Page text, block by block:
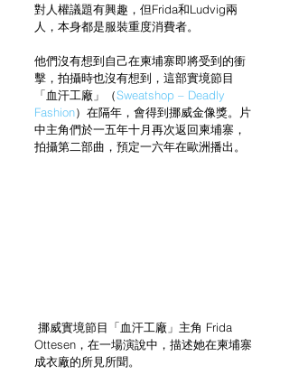
對人權議題有興趣，但Frida和Ludvig兩
人，本身都是服裝重度消費者。
他們沒有想到自己在柬埔寨即將受到的衝
擊，拍攝時也沒有想到，這部實境節目
「血汗工廠」（Sweatshop – Deadly
Fashion）在隔年，會得到挪威金像獎。片
中主角們於一五年十月再次返回柬埔寨，
拍攝第二部曲，預定一六年在歐洲播出。
Ottesen，在一場演說中，描述她在柬埔寨
成衣廠的所見所聞。